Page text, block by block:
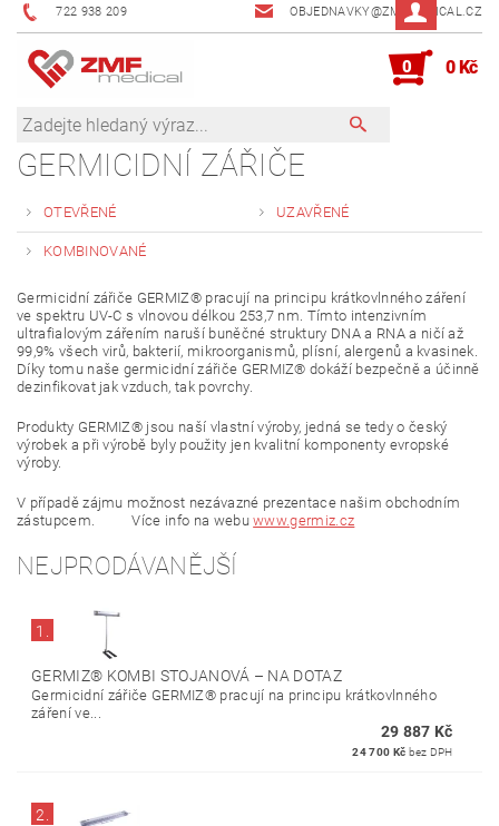
722 938 209 OBJEDNAVKY@ZMFMEDICAL.CZ
0 0 Kč
GERMICIDNÍ ZÁŘIČE
OTEVŘENÉ UZAVŘENÉ
KOMBINOVANÉ
Germicidní zářiče GERMIZ® pracují na principu krátkovlnného záření
ve spektru UV-C s vlnovou délkou 253,7 nm. Tímto intenzivním
ultrafialovým zářením naruší buněčné struktury DNA a RNA a ničí až
99,9% všech virů, bakterií, mikroorganismů, plísní, alergenů a kvasinek.
Díky tomu naše germicidní zářiče GERMIZ® dokáží bezpečně a účinně
dezinfikovat jak vzduch, tak povrchy.
Produkty GERMIZ® jsou naší vlastní výroby, jedná se tedy o český
výrobek a při výrobě byly použity jen kvalitní komponenty evropské
výroby.
V případě zájmu možnost nezávazné prezentace našim obchodním
zástupcem. Více info na webuwww.germiz.cz
NEJPRODÁVANĚJŠÍ
1.
GERMIZ® KOMBI STOJANOVÁ – NA DOTAZ
Germicidní zářiče GERMIZ® pracují na principu krátkovlnného
záření ve...
29 887 Kč
24 700 Kč bez DPH
2.